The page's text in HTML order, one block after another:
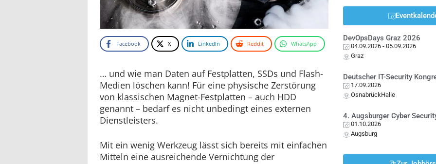
Facebook X LinkedIn Reddit WhatsApp
… und wie man Daten auf Festplatten, SSDs und Flash-
Medien löschen kann! Für eine physische Zerstörung
von klassischen Magnet-Festplatten – auch HDD
genannt – bedarf es nicht unbedingt eines externen
Dienstleisters.
Mit ein wenig Werkzeug lässt sich bereits mit einfachen
Mitteln eine ausreichende Vernichtung der
DevOpsDays Graz 2026
04.09.2026 - 05.09.2026
Graz
Deutscher IT-Security
17.09.2026
OsnabrückHalle
4. Augsburger Cyber
01.10.2026
Augsburg